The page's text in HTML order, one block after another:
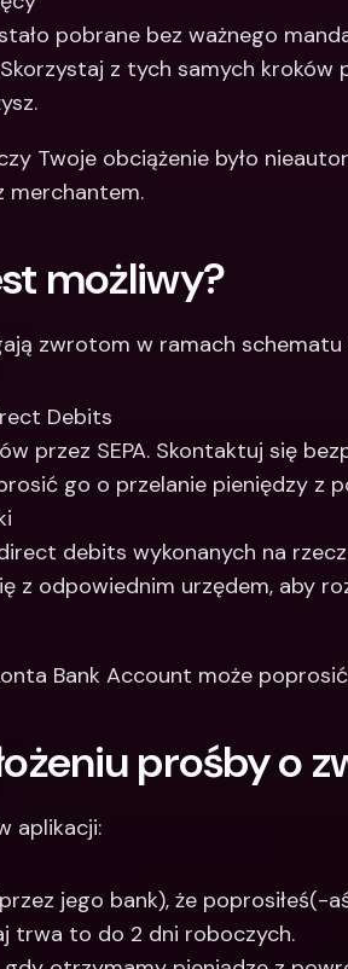
pobrane bez ważnego
z tych samych kroków
Twoje obciążenie było
merchantem.
możliwy?
zwrotom w ramach schematu
Debits
przez SEPA. Skontaktuj się
go o przelanie pieniędzy z
debits wykonanych na
z odpowiednim urzędem, aby
Bank Account może
prośby o
aplikacji:
jego bank), że poprosiłeś(-
trwa to do 2 dni roboczych.